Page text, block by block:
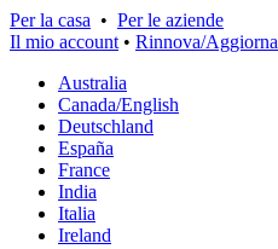
Per la casa • Per le aziende
Il mio account • Rinnova/Aggiorna
Australia
Canada/English
Deutschland
España
France
India
Italia
Ireland